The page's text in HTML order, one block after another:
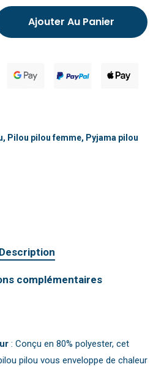
Ajouter Au Panier
, Pilou pilou femme, Pyjama pilou
Description
complémentaires
: Conçu en 80% polyester, cet
pilou vous enveloppe de chaleur